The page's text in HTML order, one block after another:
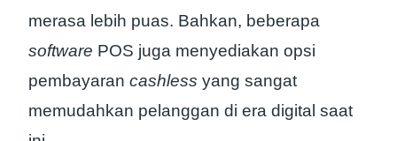
merasa lebih puas. Bahkan, beberapa
software POS juga menyediakan opsi
pembayaran cashless yang sangat
memudahkan pelanggan di era digital saat